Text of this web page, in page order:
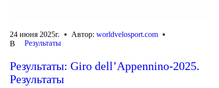
24 июня 2025г. Автор: worldvelosport.com
В
Результаты
Результаты: Giro dell’Appennino-2025.
Результаты